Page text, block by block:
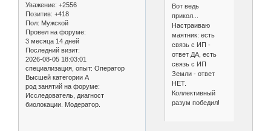
Уважение: +2556
Позитив: +418
Пол: Мужской
Провел на форуме:
3 месяца 14 дней
Последний визит:
2026-08-05 18:03:01
специализация, опыт: Оператор
Высшей категории А
род занятий на форуме:
Исследователь, диагност
биолокации. Модератор.
Вот ведь
прикол...
Настраиваю
маятник: есть
связь с ИП -
ответ ДА, есть
связь с ИП
Земли - ответ
НЕТ.
Коллективный
разум победил!